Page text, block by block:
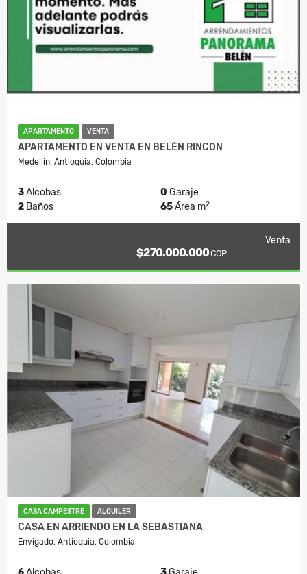
APARTAMENTO VENTA
APARTAMENTO EN VENTA EN BELÉN RINCON
Medellín, Antioquia, Colombia
3Alcobas 0 Garaje
2 Baños 65Área m2
Venta
$270.000.000COP
CASA CAMPESTRE ALQUILER
CASA EN ARRIENDO EN LA SEBASTIANA
Envigado, Antioquia, Colombia